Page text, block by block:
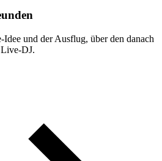
und der Ausflug, über den danach
DJ.